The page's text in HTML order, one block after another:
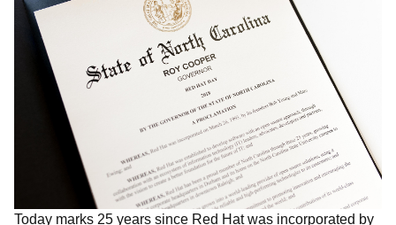
Today marks 25 years since Red Hat was incorporated by